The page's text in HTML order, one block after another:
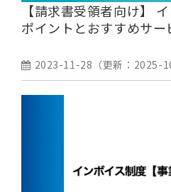
【請求書受領者向け】
ポイントとおすすめサ
2023-11-28 （更新： 2025-